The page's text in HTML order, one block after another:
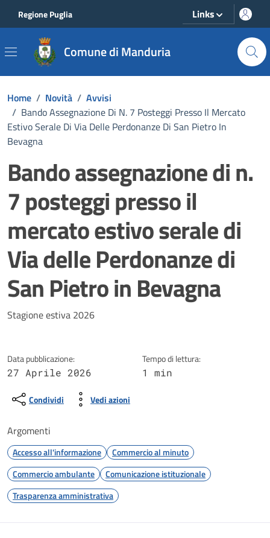
Regione Puglia Links
Comune di Manduria
Home / Novità / Avvisi
/ Bando Assegnazione Di N. 7 Posteggi Presso Il Mercato
Estivo Serale Di Via Delle Perdonanze Di San Pietro In
Bevagna
Bando assegnazione di n.
7 posteggi presso il
mercato estivo serale di
Via delle Perdonanze di
San Pietro in Bevagna
Dettagli della notizia
Stagione estiva 2026
Data pubblicazione:
27 Aprile 2026
Tempo di lettura:
1 min
Condividi Vedi azioni
Argomenti
Accesso all'informazione
Commercio al minuto
Commercio ambulante
Comunicazione istituzionale
Trasparenza amministrativa